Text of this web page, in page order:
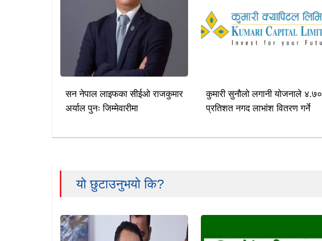
सन नेपाल लाइफका सीईओ राजकुमार
अर्याल पुनः जिम्मेवारीमा
कुमारी सुनौलो लगानी योजनाले ४.७०
प्रतिशत नगद लाभांश वितरण गर्ने
यो छुटाउनुभयो कि?